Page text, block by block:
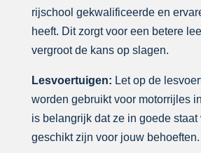
rijschool gekwalificeerde en
heeft. Dit zorgt voor een betere
vergroot de kans op slagen.
Lesvoertuigen: Let op de
worden gebruikt voor motorrijles
is belangrijk dat ze in goede staat
geschikt zijn voor jouw behoeften.